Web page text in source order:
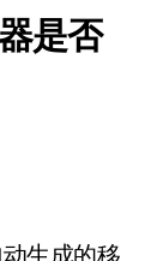
是否